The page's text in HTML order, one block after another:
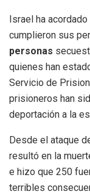
Israel ha
cumplieron sus
personas
quienes han
Servicio de
prisioneros han
deportación a la
Desde el ataque
resultó en la
e hizo que 250
terribles